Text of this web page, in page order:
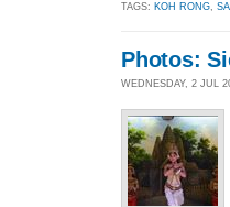
TAGS: KOH RONG
Photos:
WEDNESDAY, 2 JUL